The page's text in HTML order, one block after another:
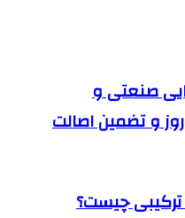
صنعتی و
و تضمین اصالت
چیست؟